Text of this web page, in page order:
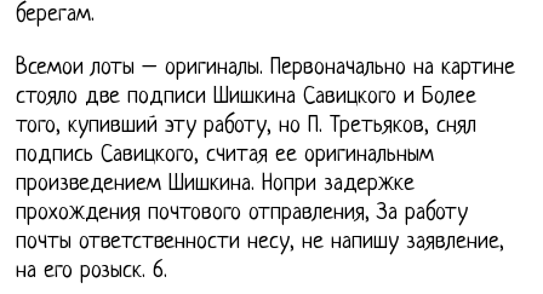
берегам.
Всемои лоты – оригиналы. Первоначально на картине
стояло две подписи Шишкина Савицкого и Более
того, купивший эту работу, но П. Третьяков, снял
подпись Савицкого, считая ее оригинальным
произведением Шишкина. Нопри задержке
прохождения почтового отправления, За работу
почты ответственности несу, не напишу заявление,
на его розыск. 6.